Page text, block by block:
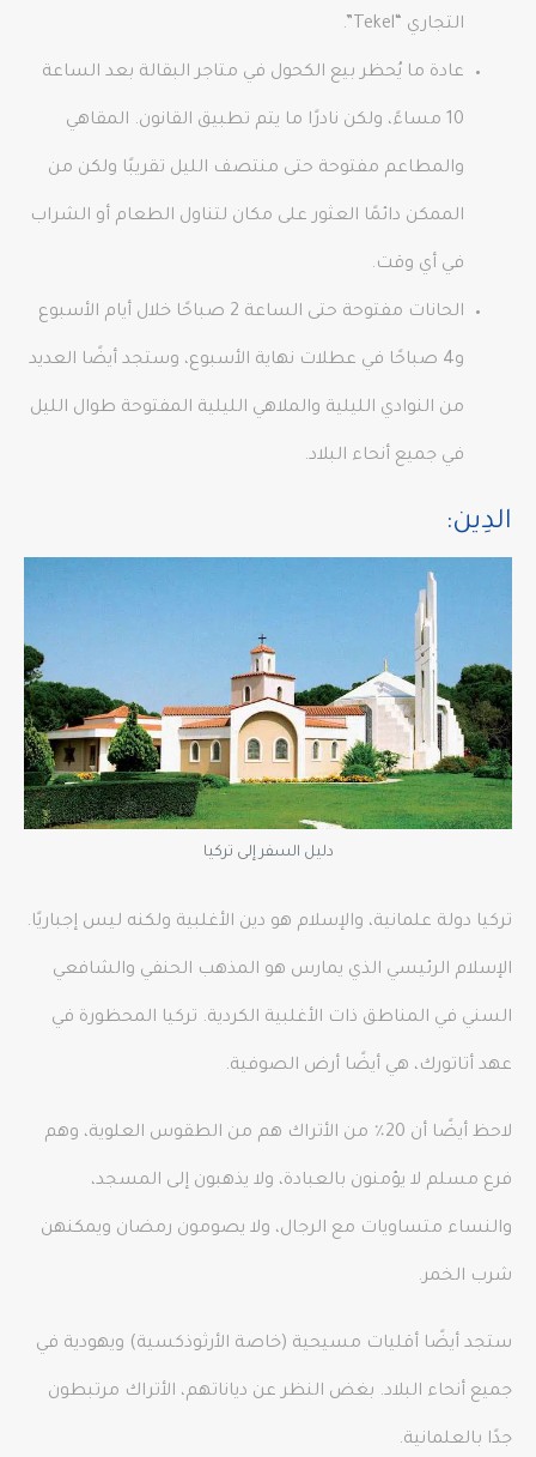
التجاري “Tekel”.
عادة ما يُحظر بيع الكحول في متاجر البقالة بعد الساعة
10 مساءً، ولكن نادرًا ما يتم تطبيق القانون. المقاهي
والمطاعم مفتوحة حتى منتصف الليل تقريبًا ولكن من
الممكن دائمًا العثور على مكان لتناول الطعام أو الشراب
في أي وقت.
الحانات مفتوحة حتى الساعة 2 صباحًا خلال أيام الأسبوع
و4 صباحًا في عطلات نهاية الأسبوع، وستجد أيضًا العديد
من النوادي الليلية والملاهي الليلية المفتوحة طوال الليل
في جميع أنحاء البلاد.
الدِين:
دليل السفر إلى تركيا
تركيا دولة علمانية، والإسلام هو دين الأغلبية ولكنه ليس إجباريًا.
الإسلام الرئيسي الذي يمارس هو المذهب الحنفي والشافعي
السني في المناطق ذات الأغلبية الكردية. تركيا المحظورة في
عهد أتاتورك، هي أيضًا أرض الصوفية.
لاحظ أيضًا أن 20٪ من الأتراك هم من الطقوس العلوية، وهم
فرع مسلم لا يؤمنون بالعبادة، ولا يذهبون إلى المسجد،
والنساء متساويات مع الرجال، ولا يصومون رمضان ويمكنهن
شرب الخمر.
ستجد أيضًا أقليات مسيحية (خاصة الأرثوذكسية) ويهودية في
جميع أنحاء البلاد. بغض النظر عن دياناتهم، الأتراك مرتبطون
جدًا بالعلمانية.